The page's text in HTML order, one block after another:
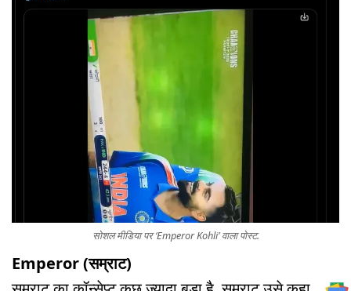
सोशल मीडिया पर ‘Emperor Kohli’ वाला पोस्ट.
Emperor (सम्राट)